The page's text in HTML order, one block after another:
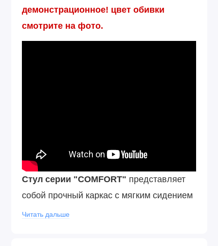
демонстрационное! цвет обивки
смотрите на фото.
Стул серии "COMFORT" представляет
собой прочный каркас с мягким сидением
Пластиковые подпятники на ножках стула
Читать дальше